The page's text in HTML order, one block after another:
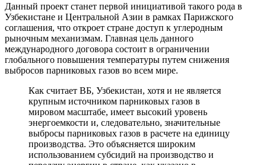
Данный проект станет первой инициативой такого рода в
Узбекистане и Центральной Азии в рамках Парижского
соглашения, что откроет стране доступ к углеродным
рыночным механизмам. Главная цель данного
международного договора состоит в ограничении
глобального повышения температуры путем снижения
выбросов парниковых газов во всем мире.
Как считает ВБ, Узбекистан, хотя и не является
крупным источником парниковых газов в
мировом масштабе, имеет высокий уровень
энергоемкости и, следовательно, значительные
выбросы парниковых газов в расчете на единицу
производства. Это объясняется широким
использованием субсидий на производство и